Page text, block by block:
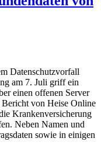
Datenschutzvorfall
am 7. Juli griff ein
einen offenen Server
von Heise Online
Krankenversicherung
Neben Namen und
sowie in einigen